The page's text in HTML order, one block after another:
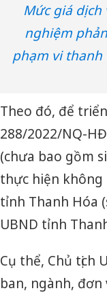
Mức giá dịch
nghiệm
phạm vi thanh
Theo đó, để
288/2022/NQ-
(chưa bao gồm
thực hiện không
tỉnh Thanh Hóa
UBND tỉnh
Cụ thể, Chủ tịch
ban, ngành, đơn